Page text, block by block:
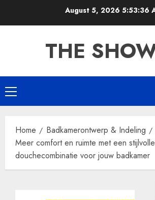
August 5, 20265:53:37
THE
Primary
Menu
Home
Badkamerontwerp & Indeling
Meer comfort en ruimte met een
douchecombinatie voor jouw badkamer